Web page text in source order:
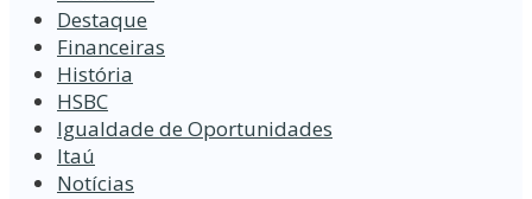
Destaque
Financeiras
História
HSBC
Igualdade de Oportunidades
Itaú
Notícias